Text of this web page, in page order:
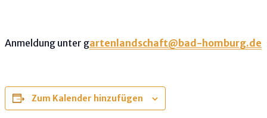
Anmeldung unter gartenlandschaft@bad-homburg.de
Zum Kalender hinzufügen